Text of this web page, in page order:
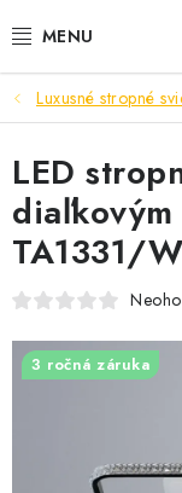
na
PRIEMYSEL
SVIETIDLÁ
ŽIAROVKY A
PRACOVNÉ
ELEKTROMATERIÁL
SAMSUNG
Luxusné stropné
LED
TA1331/
3 ročná záruka